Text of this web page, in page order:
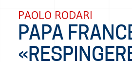
PAOLO RODARI
PAPA